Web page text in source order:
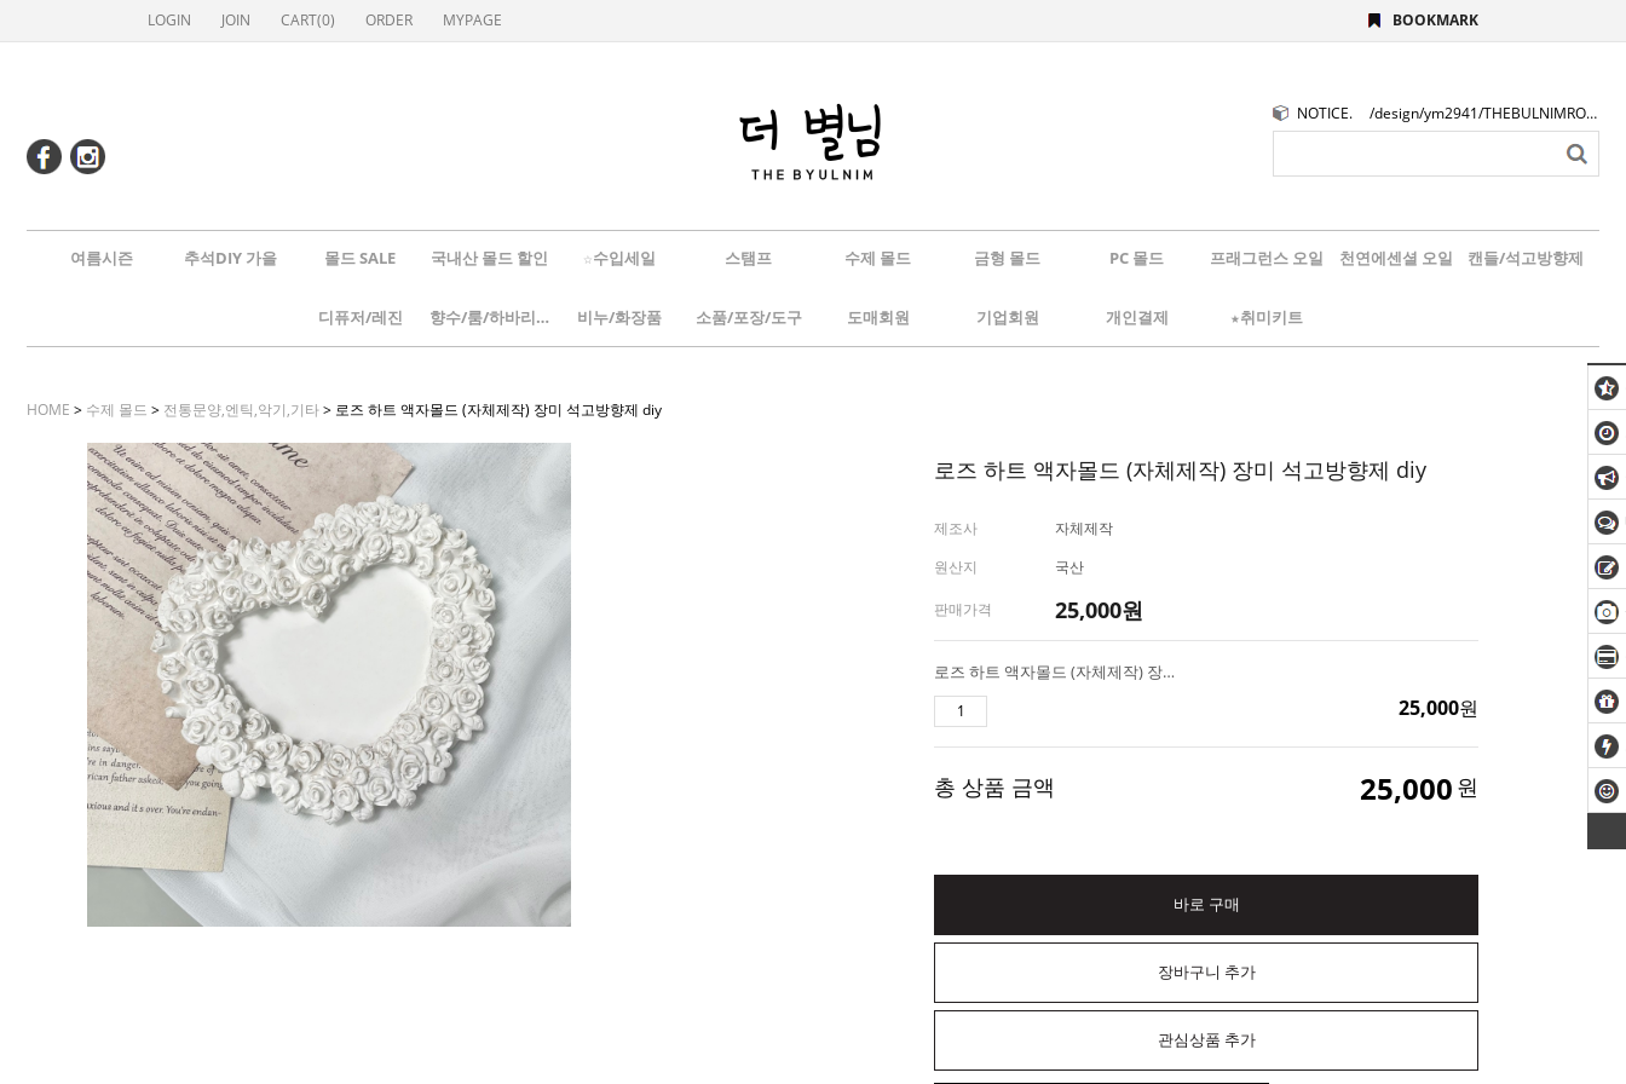
LOGIN JOIN CART(0) ORDER MYPAGE BOOKMARK
NOTICE. /design/ym2941/THEBULNIMROGO.png
여름시즌 추석DIY 가을 몰드 SALE 국내산 몰드 할인 ☆수입세일 스탬프 수제 몰드 금형 몰드 PC 몰드 프래그런스 오일 천연에센셜 오일 캔들/석고방향제
디퓨저/레진 향수/룸/하바리움 비누/화장품 소품/포장/도구 도매회원 기업회원 개인결제 ★취미키트
HOME > 수제 몰드 > 전통문양,엔틱,악기,기타> 로즈 하트 액자몰드 (자체제작) 장미 석고방향제 diy
로즈 하트 액자몰드 (자체제작) 장미 석고방향제 diy
제조사
자체제작
원산지
국산
판매가격 25,000원
로즈 하트 액자몰드 (자체제작) 장미 석고방향제 diy
25,000원
총 상품 금액 25,000 원
바로 구매
장바구니 추가
관심상품 추가